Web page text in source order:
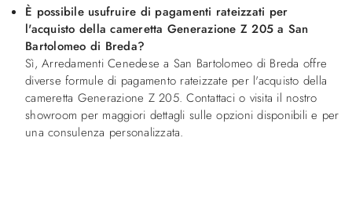
È possibile usufruire di pagamenti rateizzati per
l'acquisto della cameretta Generazione Z 205 a San
Bartolomeo di Breda?
Sì, Arredamenti Cenedese a San Bartolomeo di Breda offre
diverse formule di pagamento rateizzate per l'acquisto della
cameretta Generazione Z 205. Contattaci o visita il nostro
showroom per maggiori dettagli sulle opzioni disponibili e per
una consulenza personalizzata.